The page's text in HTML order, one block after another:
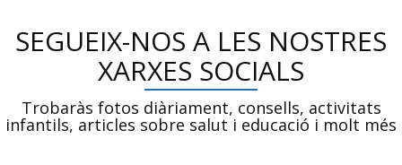
SEGUEIX-NOS A LES NOSTRES
XARXES SOCIALS
Trobaràs fotos diàriament, consells, activitats
infantils, articles sobre salut i educació i molt més